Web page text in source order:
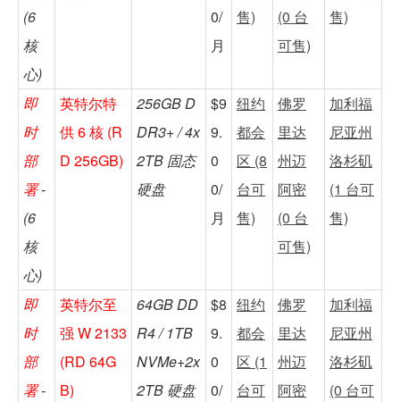
(6
核
心)
0/
月
售)
(0 台
可售)
售)
即
时
部
署-
(6
核
心)
英特尔特
供 6 核 (R
D 256GB)
256GB D
DR3+ / 4x
2TB 固态
硬盘
$9
9.
0
0/
月
纽约
都会
区 (8
台可
售)
佛罗
里达
州迈
阿密
(0 台
可售)
加利福
尼亚州
洛杉矶
(1 台可
售)
即
时
部
署-
英特尔至
强 W 2133
(RD 64G
B)
64GB DD
R4 / 1TB
NVMe+2x
2TB 硬盘
$8
9.
0
0/
纽约
都会
区 (1
台可
佛罗
里达
州迈
阿密
加利福
尼亚州
洛杉矶
(0 台可